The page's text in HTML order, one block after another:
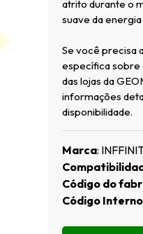
atrito durante o
suave da
Se você precisa
específica sobre
das lojas da
informações
disponibilidade.
Marca:
Código do
Código Interno